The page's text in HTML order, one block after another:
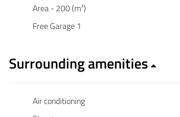
Area - 200 (m²)
Free Garage 1
Surrounding amenities
Air conditioning